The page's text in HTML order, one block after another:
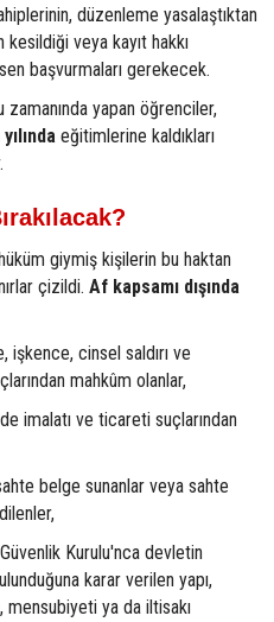
düzenleme yasalaştıktan
veya kayıt hakkı
başvurmaları gerekecek.
zamanında yapan öğrenciler,
eğitimlerine kaldıkları
giymiş kişilerin bu haktan
çizildi. Af kapsamı dışında
işkence, cinsel saldırı ve
mahkûm olanlar,
imalatı ve ticareti suçlarından
belge sunanlar veya sahte
Kurulu'nca devletin
karar verilen yapı,
ya da iltisakı